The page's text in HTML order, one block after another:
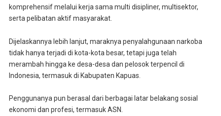
komprehensif melalui kerja sama multi disipliner, multisektor,
serta pelibatan aktif masyarakat.
Dijelaskannya lebih lanjut, maraknya penyalahgunaan narkoba
tidak hanya terjadi di kota-kota besar, tetapi juga telah
merambah hingga ke desa-desa dan pelosok terpencil di
Indonesia, termasuk di Kabupaten Kapuas.
Penggunanya pun berasal dari berbagai latar belakang sosial
ekonomi dan profesi, termasuk ASN.